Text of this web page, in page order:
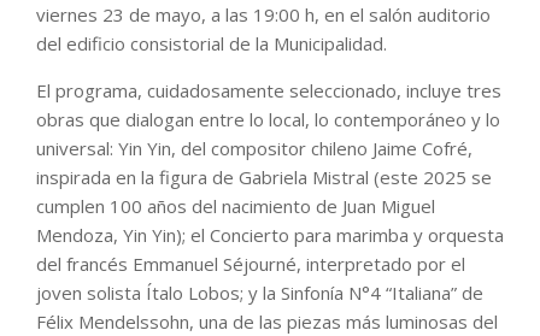
viernes 23 de mayo, a las 19:00 h, en el salón auditorio
del edificio consistorial de la Municipalidad.
El programa, cuidadosamente seleccionado, incluye tres
obras que dialogan entre lo local, lo contemporáneo y lo
universal: Yin Yin, del compositor chileno Jaime Cofré,
inspirada en la figura de Gabriela Mistral (este 2025 se
cumplen 100 años del nacimiento de Juan Miguel
Mendoza, Yin Yin); el Concierto para marimba y orquesta
del francés Emmanuel Séjourné, interpretado por el
joven solista Ítalo Lobos; y la Sinfonía N°4 “Italiana” de
Félix Mendelssohn, una de las piezas más luminosas del